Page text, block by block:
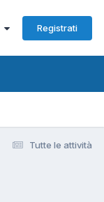
Registrati
Tutte le attività